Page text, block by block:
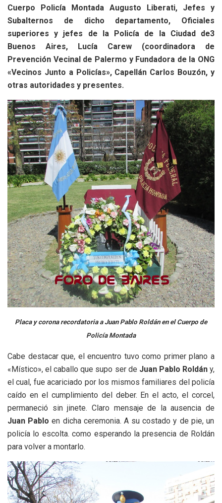
Cuerpo Policía Montada Augusto Liberati, Jefes y
Subalternos de dicho departamento, Oficiales
superiores y jefes de la Policía de la Ciudad de3
Buenos Aires, Lucía Carew (coordinadora de
Prevención Vecinal de Palermo y Fundadora de la ONG
«Vecinos Junto a Policías», Capellán Carlos Bouzón, y
otras autoridades y presentes.
Placa y corona recordatoria a Juan Pablo Roldán en el Cuerpo de
Policía Montada
Cabe destacar que, el encuentro tuvo como primer plano a
«Místico», el caballo que supo ser de Juan Pablo Roldány,
el cual, fue acariciado por los mismos familiares del policía
caído en el cumplimiento del deber. En el acto, el corcel,
permaneció sin jinete. Claro mensaje de la ausencia de
Juan Pablo en dicha ceremonia. A su costado y de pie, un
policía lo escolta. como esperando la presencia de Roldán
para volver a montarlo.